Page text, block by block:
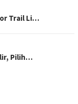
Trail Li…
Pilih…